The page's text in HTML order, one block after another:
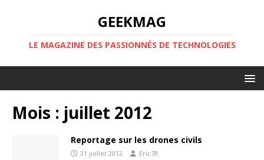
GEEKMAG
LE MAGAZINE DES PASSIONNÉS DE TECHNOLOGIES
Mois : juillet 2012
Reportage sur les drones civils
31 juillet 2012 Eric78